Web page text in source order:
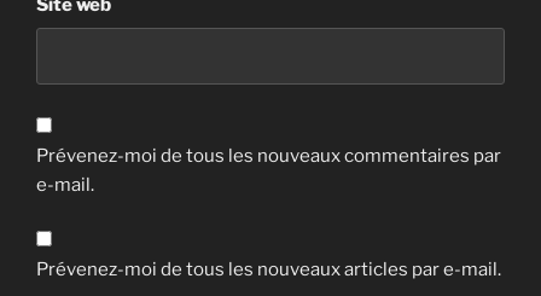
Site web
Prévenez-moi de tous les nouveaux commentaires par
e-mail.
Prévenez-moi de tous les nouveaux articles par e-mail.